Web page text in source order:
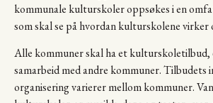
kommunale kulturskoler oppsøkes i en
som skal se på hvordan kulturskolene
Alle kommuner skal ha et kulturskoletilbud,
samarbeid med andre kommuner. Tilbudets
organisering varierer mellom kommuner.